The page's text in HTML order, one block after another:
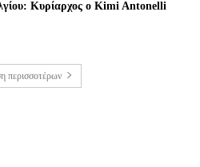
Κυρίαρχος ο Kimi Antonelli
περισσοτέρων